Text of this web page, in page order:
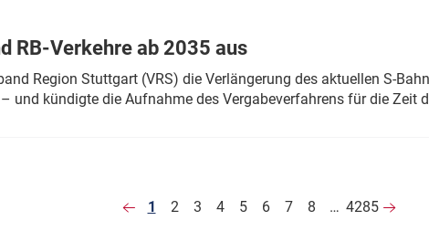
RB-Verkehre ab 2035 aus
Region Stuttgart (VRS) die Verlängerung des aktuellen S-
und kündigte die Aufnahme des Vergabeverfahrens für die Zeit
1 2 3 4 5 6 7 8 … 4285